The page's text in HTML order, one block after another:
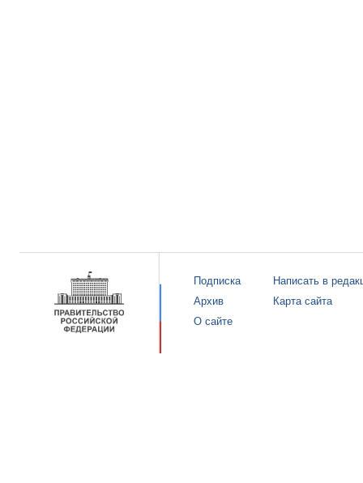
Подписка
Архив
О сайте
Написать в
Карта сайта